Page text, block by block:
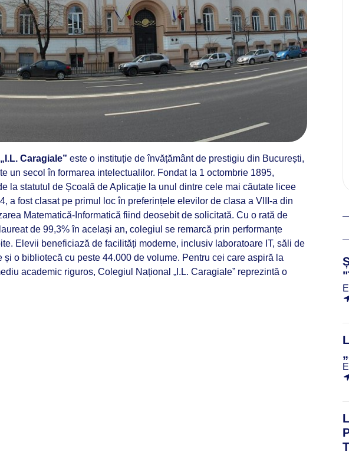
Caragiale” este o instituție de învățământ de prestigiu din București,
un secol în formarea intelectualilor. Fondat la 1 octombrie 1895,
la statutul de Școală de Aplicație la unul dintre cele mai căutate licee
a fost clasat pe primul loc în preferințele elevilor de clasa a VIII-a din
Matematică-Informatică fiind deosebit de solicitată. Cu o rată de
de 99,3% în același an, colegiul se remarcă prin performanțe
Elevii beneficiază de facilități moderne, inclusiv laboratoare IT, săli de
și o bibliotecă cu peste 44.000 de volume. Pentru cei care aspiră la
academic riguros, Colegiul Național „I.L. Caragiale” reprezintă o